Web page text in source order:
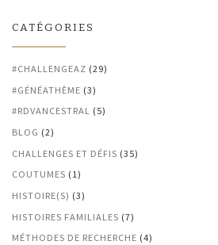
CATÉGORIES
#CHALLENGEAZ (29)
#GÉNÉATHÈME (3)
#RDVANCESTRAL (5)
BLOG (2)
CHALLENGES ET DÉFIS (35)
COUTUMES (1)
HISTOIRE(S) (3)
HISTOIRES FAMILIALES (7)
MÉTHODES DE RECHERCHE (4)